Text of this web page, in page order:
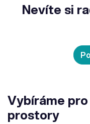
Nevíte si
Vybíráme
prostory